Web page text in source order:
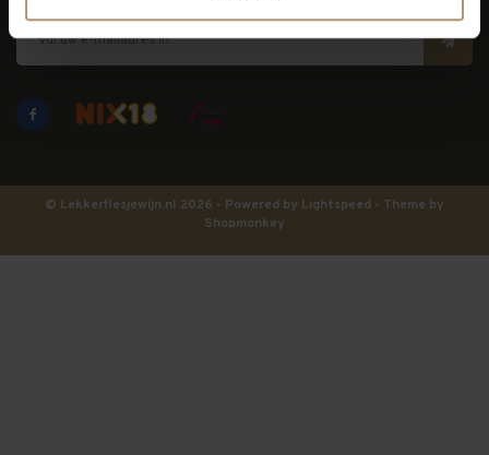
© Lekkerflesjewijn.nl 2026 - Powered by Lightspeed - Theme by
Shopmonkey